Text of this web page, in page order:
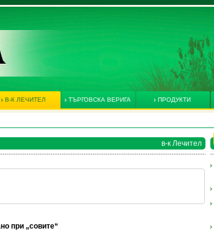
В-К ЛЕЧИТЕЛ ТЪРГОВСКА ВЕРИГА ПРОДУКТИ
в-к Лечител
при „совите“